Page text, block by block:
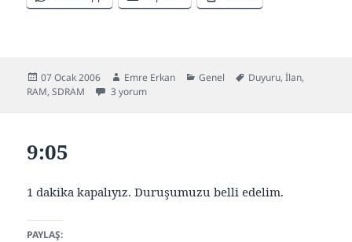
Yayın
tarihi
07 Ocak 2006 Yazar
Emre Erkan Kategoriler
Genel Etiketler
Duyuru,İlan,
RAM,SDRAM 256 MB SDRAM 100/133 Mhz 16 Chip için
3 yorum
9:05
1 dakika kapalıyız. Duruşumuzu belli edelim.
PAYLAŞ: